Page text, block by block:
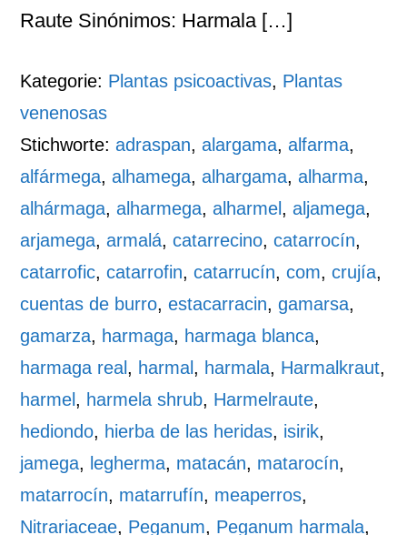
Raute Sinónimos: Harmala […]
Kategorie: Plantas psicoactivas, Plantas
venenosas
Stichworte:adraspan,alargama,alfarma,
alfármega,alhamega,alhargama,alharma,
alhármaga,alharmega,alharmel ,aljamega,
arjamega,armalá,catarrecino,catarrocín,
catarrofic,catarrofin,catarrucín,com,crujía,
cuentas de burro,estacarracin,gamarsa,
gamarza, harmaga, harmaga blanca,
harmaga real , harmal , harmala, Harmalkraut,
harmel , harmela shrub, Harmelraute,
hediondo, hierba de las heridas, isirik,
jamega, legherma, matacán, matarocín,
matarrocín, matarrufín, meaperros,
Nitrariaceae, Peganum, Peganum harmala,